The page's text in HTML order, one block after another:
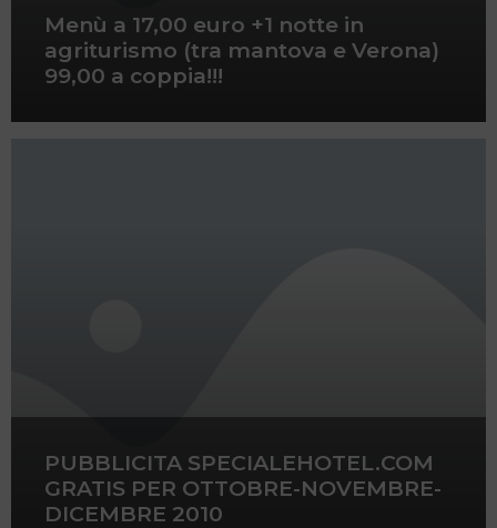
Menù a 17,00 euro +1 notte in
agriturismo (tra mantova e Verona)
99,00 a coppia!!!
PUBBLICITA SPECIALEHOTEL.COM
GRATIS PER OTTOBRE-NOVEMBRE-
DICEMBRE 2010